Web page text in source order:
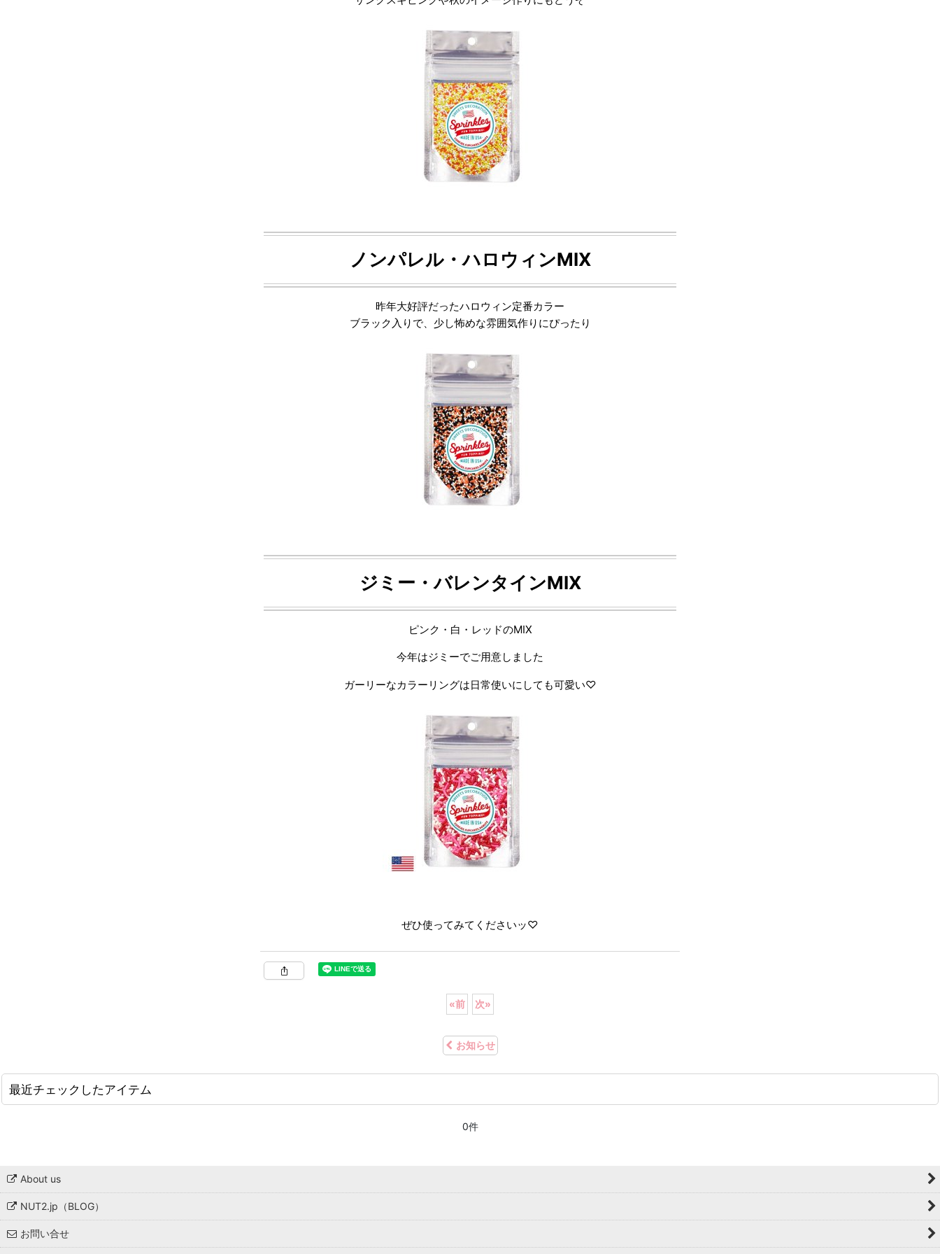
ノンパレル・ハロウィンMIX
昨年大好評だったハロウィン定番カラー
ブラック入りで、少し怖めな雰囲気作りにぴったり
ジミー・バレンタインMIX
ピンク・白・レッドのMIX
今年はジミーでご用意しました
ガーリーなカラーリングは日常使いにしても可愛い♡
ぜひ使ってみてくださいッ♡
«前 次»
お知らせ
最近チェックしたアイテム
0件
About us
NUT2.jp（BLOG）
お問い合せ